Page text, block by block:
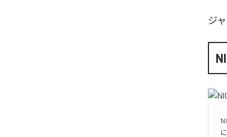
ジ